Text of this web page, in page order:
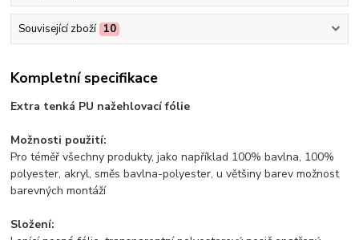
Související zboží 10
Kompletní specifikace
Extra tenká PU nažehlovací fólie
Možnosti použití:
Pro téměř všechny produkty, jako například 100% bavlna, 100%
polyester, akryl, směs bavlna-polyester, u většiny barev možnost
barevných montáží
Složení: